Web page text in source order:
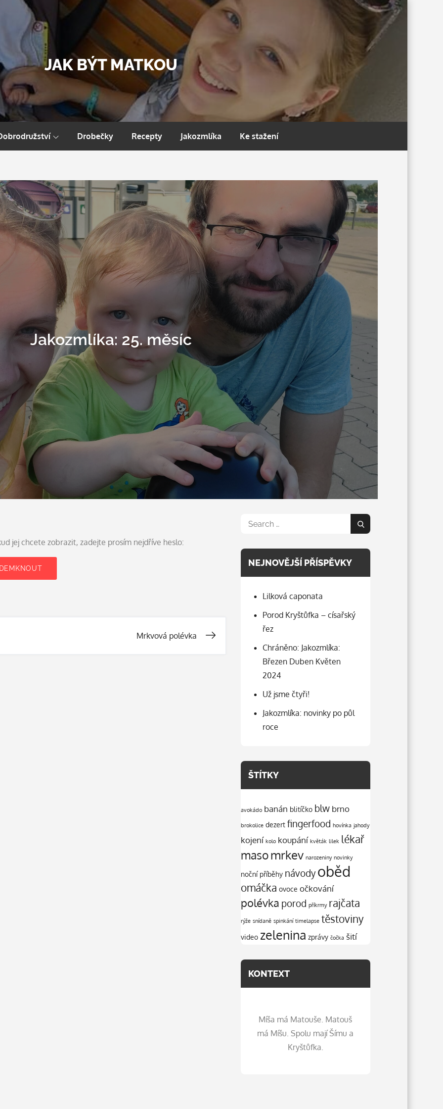
JAK BÝT MATKOU
Drobečky Recepty Jakozmlíka Ke stažení
Jakozmlíka: 25. měsíc
jej chcete zobrazit, zadejte prosím nejdříve heslo:
Mrkvová polévka
Search
Search
NEJNOVĚJŠÍ PŘÍSPĚVKY
Lilková caponata
Porod Kryštůfka – císařský
řez
Chráněno: Jakozmlíka:
Březen Duben Květen
2024
Už jsme čtyři!
Jakozmlíka: novinky po půl
roce
ŠTÍTKY
avokádo banán blitíčko blw brno
brokolice dezert fingerfood hovínka jahody
kojení kolo koupání květák lilek lékař
masomrkev narozeniny novinky
noční příběhy návody oběd
omáčka ovoce očkování
polévka porod příkrmy rajčata
rýže snídaně spinkání timelapse těstoviny
video zelenina zprávy čočka šití
KONTEXT
Míša má Matouše. Matouš
má Míšu. Spolu mají Šímu a
Kryštůfka.